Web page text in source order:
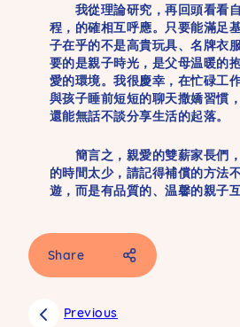
我從理論研究，再回頭看看
程，的確相互呼應。只要能滿足
子在乎的不是高貴玩具、名牌衣
要的是親子時光，是父母温暖的
愛的環境。我很慶幸，在忙碌工
與孩子睡前短短的聊天撒嬌習慣
還能無話不談分享生活的起落。
簡言之，親愛的雙薪家長們
的時間太少，請記得補償的方法
遊，而是有品質的、温馨的親子
Share
SMS
Previous